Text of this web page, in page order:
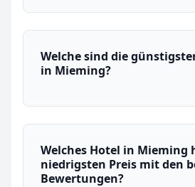
Welche sind die
in Mieming?
Welches Hotel in Mieming
niedrigsten Preis mit den
Bewertungen?